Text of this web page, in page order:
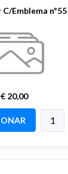
Emblema nº55
€ 20,00